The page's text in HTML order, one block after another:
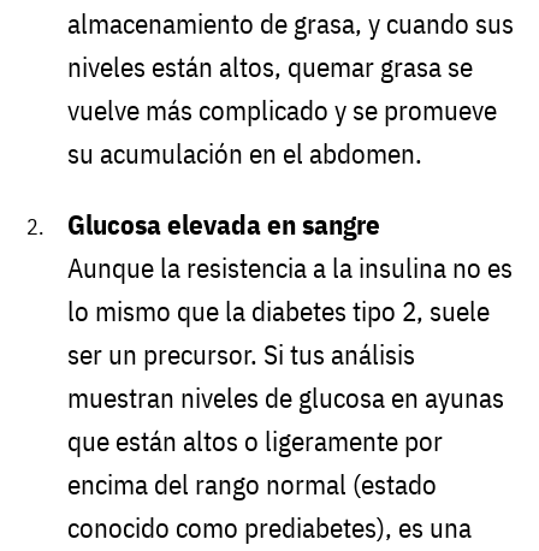
almacenamiento de grasa, y cuando sus
niveles están altos, quemar grasa se
vuelve más complicado y se promueve
su acumulación en el abdomen.
Glucosa elevada en sangre
Aunque la resistencia a la insulina no es
lo mismo que la diabetes tipo 2, suele
ser un precursor. Si tus análisis
muestran niveles de glucosa en ayunas
que están altos o ligeramente por
encima del rango normal (estado
conocido como prediabetes), es una